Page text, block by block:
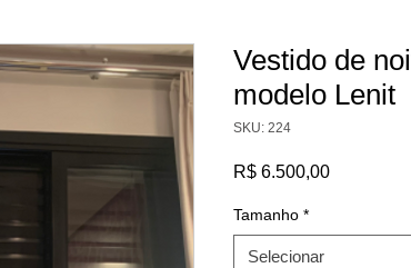
Vestido de
modelo Lenit
SKU: 224
R$ 6.500,00Preço
Tamanho *
Selecionar